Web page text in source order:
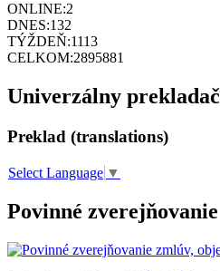
ONLINE:2
DNES:132
TÝŽDEŇ:1113
CELKOM:2895881
Univerzálny prekladač
Preklad (translations)
Select Language ▼
Povinné zverejňovanie